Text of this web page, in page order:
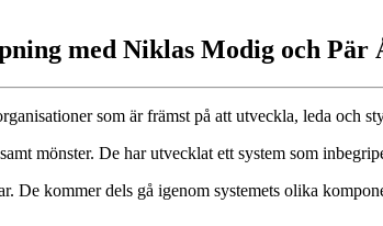
med Niklas Modig och Pär
som är främst på att utveckla, leda och
mönster. De har utvecklat ett system som
De kommer dels gå igenom systemets olika